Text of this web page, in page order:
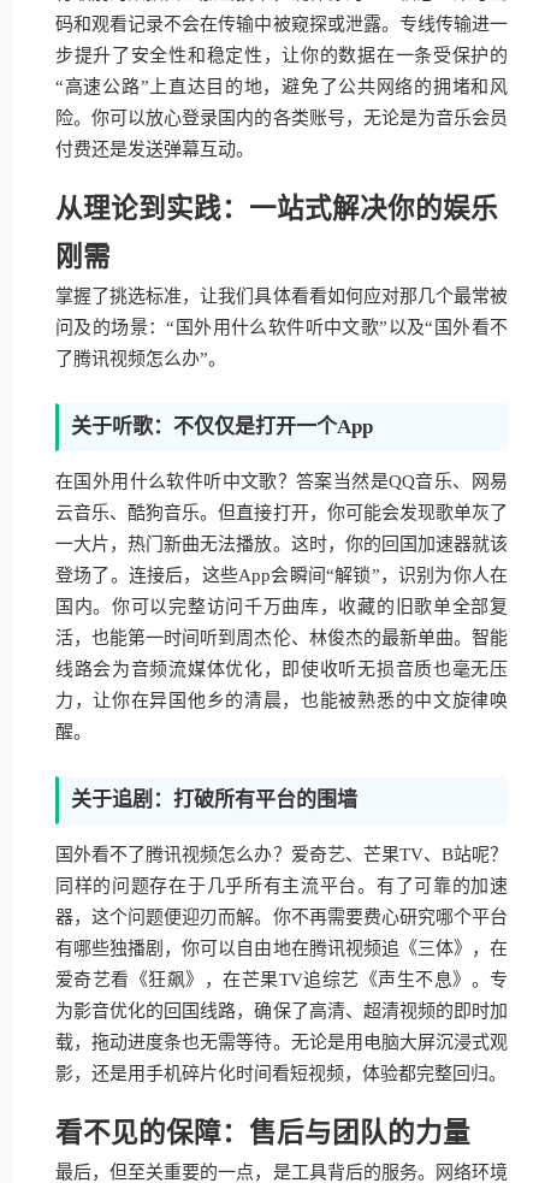
码和观看记录不会在传输中被窥探或泄露。专线传输进一
步提升了安全性和稳定性，让你的数据在一条受保护的
“高速公路”上直达目的地，避免了公共网络的拥堵和风
险。你可以放心登录国内的各类账号，无论是为音乐会员
付费还是发送弹幕互动。
从理论到实践：一站式解决你的娱乐
刚需
掌握了挑选标准，让我们具体看看如何应对那几个最常被
问及的场景：“国外用什么软件听中文歌”以及“国外看不
了腾讯视频怎么办”。
关于听歌：不仅仅是打开一个App
在国外用什么软件听中文歌？答案当然是QQ音乐、网易
云音乐、酷狗音乐。但直接打开，你可能会发现歌单灰了
一大片，热门新曲无法播放。这时，你的回国加速器就该
登场了。连接后，这些App会瞬间“解锁”，识别为你人在
国内。你可以完整访问千万曲库，收藏的旧歌单全部复
活，也能第一时间听到周杰伦、林俊杰的最新单曲。智能
线路会为音频流媒体优化，即使收听无损音质也毫无压
力，让你在异国他乡的清晨，也能被熟悉的中文旋律唤
醒。
关于追剧：打破所有平台的围墙
国外看不了腾讯视频怎么办？爱奇艺、芒果TV、B站呢？
同样的问题存在于几乎所有主流平台。有了可靠的加速
器，这个问题便迎刃而解。你不再需要费心研究哪个平台
有哪些独播剧，你可以自由地在腾讯视频追《三体》，在
爱奇艺看《狂飙》，在芒果TV追综艺《声生不息》。专
为影音优化的回国线路，确保了高清、超清视频的即时加
载，拖动进度条也无需等待。无论是用电脑大屏沉浸式观
影，还是用手机碎片化时间看短视频，体验都完整回归。
看不见的保障：售后与团队的力量
最后，但至关重要的一点，是工具背后的服务。网络环境